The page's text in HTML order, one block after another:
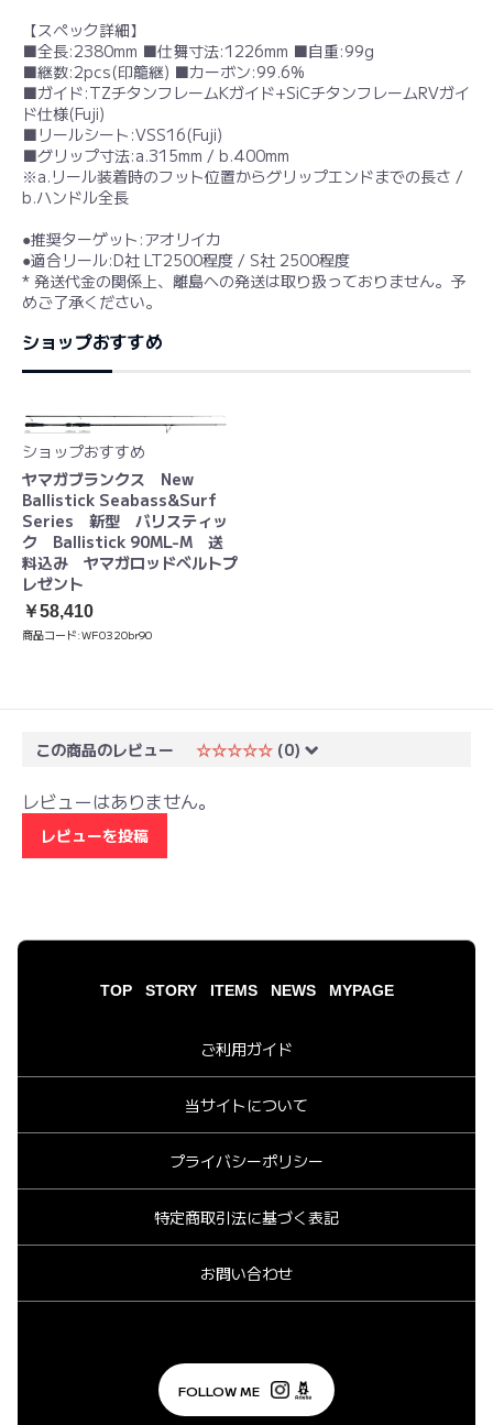
【スペック詳細】
■全長:2380mm ■仕舞寸法:1226mm ■自重:99g
■継数:2pcs(印籠継) ■カーボン:99.6%
■ガイド:TZチタンフレームKガイド+SiCチタンフレームRVガイ
ド仕様(Fuji)
■リールシート:VSS16(Fuji)
■グリップ寸法:a.315mm / b.400mm
※a.リール装着時のフット位置からグリップエンドまでの長さ /
b.ハンドル全長
●推奨ターゲット:アオリイカ
●適合リール:D社 LT2500程度 / S社 2500程度
* 発送代金の関係上、離島への発送は取り扱っておりません。予
めご了承ください。
ショップおすすめ
ショップおすすめ
ヤマガブランクス New
Ballistick Seabass&Surf
Series 新型 バリスティッ
ク Ballistick 90ML-M 送
料込み ヤマガロッドベルトプ
レゼント
￥58,410
商品コード:WF0320br90
この商品のレビュー ☆☆☆☆☆ (0)
レビューはありません。
レビューを投稿
TOP STORY ITEMS NEWS MYPAGE
ご利用ガイド
当サイトについて
プライバシーポリシー
特定商取引法に基づく表記
お問い合わせ
FOLLOW ME